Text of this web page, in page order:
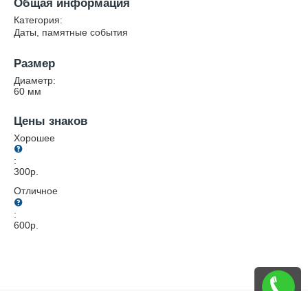
Общая информация
Категория:
Даты, памятные события
Размер
Диаметр:
60 мм
Цены знаков
Хорошее
:
300р.
Отличное
:
600р.